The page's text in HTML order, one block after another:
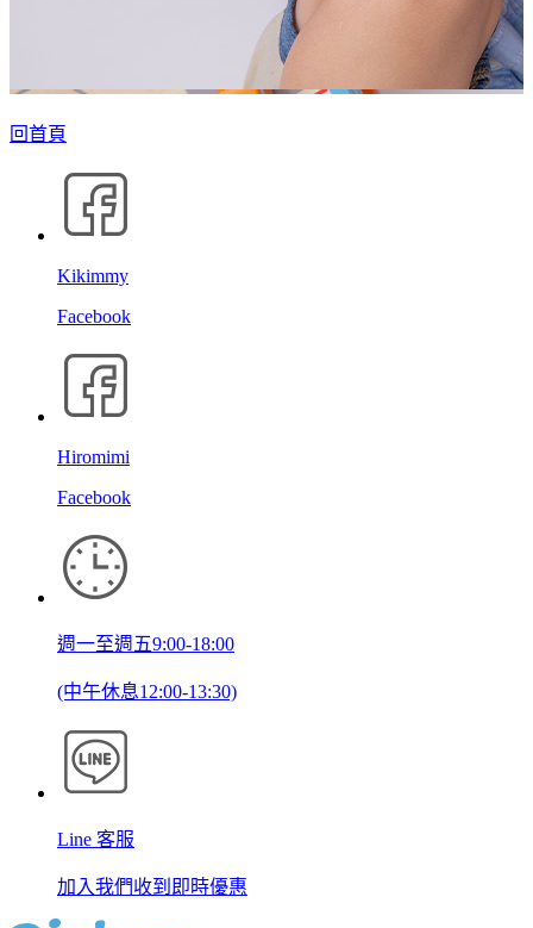
回首頁
Kikimmy
Facebook
Hiromimi
Facebook
週一至週五9:00-18:00
(中午休息12:00-13:30)
Line 客服
加入我們收到即時優惠